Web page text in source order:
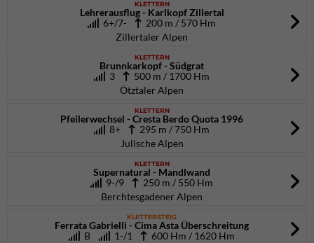
KLETTERN
Lehrerausflug - Karlkopf Zillertal
6+/7-
200 m / 570 Hm
Zillertaler Alpen
KLETTERN
Brunnkarkopf - Südgrat
3
500 m / 1700 Hm
Ötztaler Alpen
KLETTERN
Pfeilerwechsel - Cresta Berdo Quota 1996
8+
295 m / 750 Hm
Julische Alpen
KLETTERN
Supernatural - Mandlwand
9-/9
250 m / 550 Hm
Berchtesgadener Alpen
KLETTERSTEIG
Ferrata Gabrielli - Cima Asta Überschreitung
B
1-/1 600 Hm / 1620 Hm